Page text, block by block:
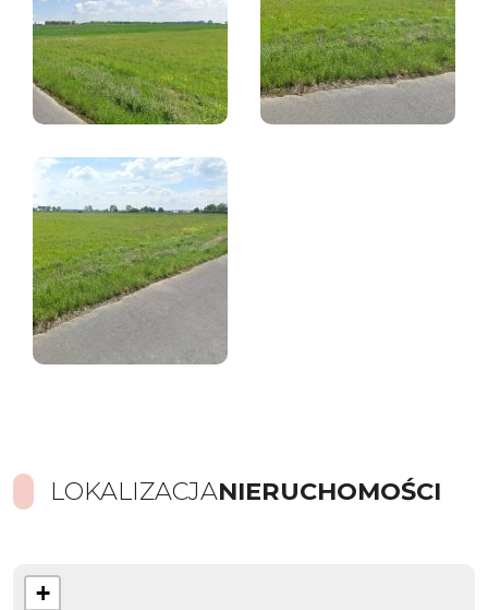
LOKALIZACJANIERUCHOMOŚCI
+